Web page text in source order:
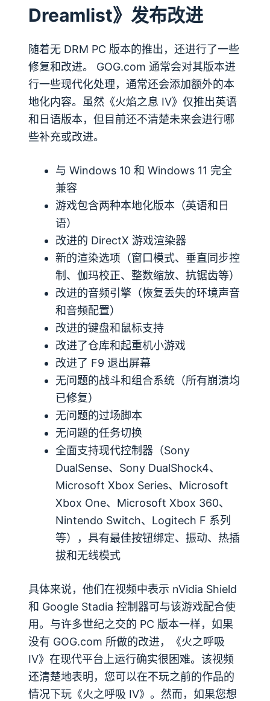
Dreamlist》发布改进
随着无 DRM PC 版本的推出，还进行了一些
修复和改进。 GOG.com 通常会对其版本进
行一些现代化处理，通常还会添加额外的本
地化内容。虽然《火焰之息 IV》仅推出英语
和日语版本，但目前还不清楚未来会进行哪
些补充或改进。
与 Windows 10 和 Windows 11 完全
兼容
游戏包含两种本地化版本（英语和日
语）
改进的 DirectX 游戏渲染器
新的渲染选项（窗口模式、垂直同步控
制、伽玛校正、整数缩放、抗锯齿等）
改进的音频引擎（恢复丢失的环境声音
和音频配置）
改进的键盘和鼠标支持
改进了仓库和起重机小游戏
改进了 F9 退出屏幕
无问题的战斗和组合系统（所有崩溃均
已修复）
无问题的过场脚本
无问题的任务切换
全面支持现代控制器（Sony
DualSense、Sony DualShock4、
Microsoft Xbox Series、Microsoft
Xbox One、Microsoft Xbox 360、
Nintendo Switch、Logitech F 系列
等），具有最佳按钮绑定、振动、热插
拔和无线模式
具体来说，他们在视频中表示 nVidia Shield
和 Google Stadia 控制器可与该游戏配合使
用。与许多世纪之交的 PC 版本一样，如果
没有 GOG.com 所做的改进，《火之呼吸
IV》在现代平台上运行确实很困难。该视频
还清楚地表明，您可以在不玩之前的作品的
情况下玩《火之呼吸 IV》。然而，如果您想